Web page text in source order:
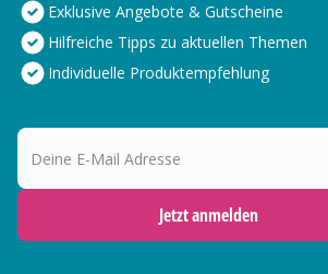
Exklusive Angebote & Gutscheine
Hilfreiche Tipps zu aktuellen Themen
Individuelle Produktempfehlung
Deine E-Mail Adresse
Jetzt anmelden